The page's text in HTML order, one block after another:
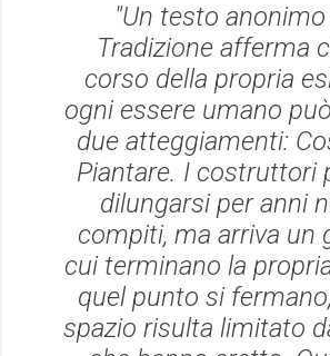
"Un testo anonimo
Tradizione afferma
corso della propria
ogni essere umano
due atteggiamenti:
Piantare. I costruttori
dilungarsi per anni
compiti, ma arriva un
cui terminano la
quel punto si
spazio risulta limitato